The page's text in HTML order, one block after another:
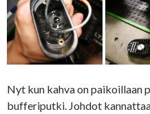
Nyt kun kahva on paikoillaan
bufferiputki. Johdot